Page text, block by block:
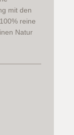
mit den
reine
Natur